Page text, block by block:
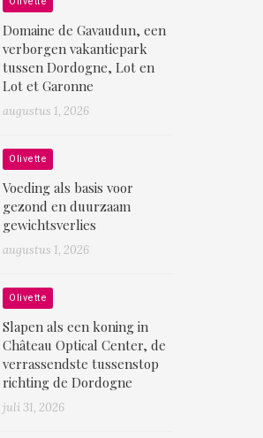
Domaine de Gavaudun, een
verborgen vakantiepark
tussen Dordogne, Lot en
Lot et Garonne
augustus 1, 2026
Olivette
Voeding als basis voor
gezond en duurzaam
gewichtsverlies
augustus 1, 2026
Olivette
Slapen als een koning in
Château Optical Center, de
verrassendste tussenstop
richting de Dordogne
juli 31, 2026